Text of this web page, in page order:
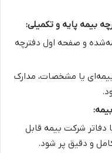
بیمه پایه و تکمیلی:
و صفحه اول دفترچه
یا مشخصات، مدارک
دفاتر شرکت بیمه قابل
و دقیق پر شود.